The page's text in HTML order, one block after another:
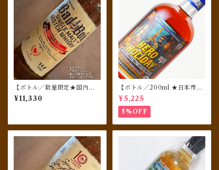
【ボトル／数量限定★国内流
通120本】 クライゲラヒ（Cr
aigellachie）[2016] 8年 Bad
¥11,330
【ボトル／200ml ★日本市場
限定】 リンクウッド 10年 201
4 1stフィルオロロソシェリー
クォーターカスク フィニッシ
ュ★ウイスキーヒーローズ★A
HERO ON HOLIDAY
¥5,225
5%OFF